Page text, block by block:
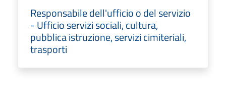
Responsabile dell'ufficio o del servizio
- Ufficio servizi sociali, cultura,
pubblica istruzione, servizi cimiteriali,
trasporti